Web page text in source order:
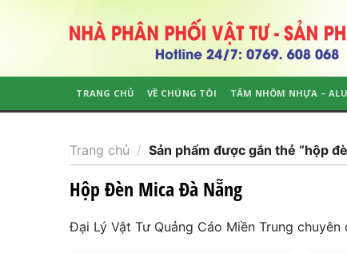
TRANG CHỦ VỀ CHÚNG TÔI TẤM NHÔM NHỰA –
Hộp Đèn Mica Đà Nẵng
Trang chủ / Sản phẩm được gắn thẻ “hộp
Đại Lý Vật Tư Quảng Cáo Miền Trung